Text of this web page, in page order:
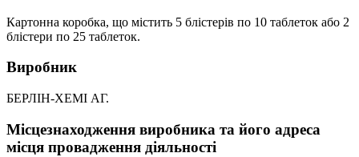
Картонна коробка, що містить 5 блістерів по 10 таблеток або 2
блістери по 25 таблеток.
Виробник
БЕРЛІН-ХЕМІ АГ.
Місцезнаходження виробника та його адреса
місця провадження діяльності